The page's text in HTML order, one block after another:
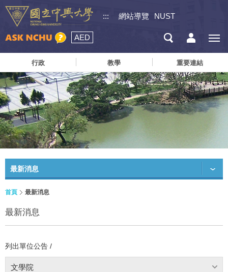
::: 網站導覽 NUST
AED
行政 教學 重要連結
最新消息
首頁 最新消息
最新消息
列出單位公告 /
文學院